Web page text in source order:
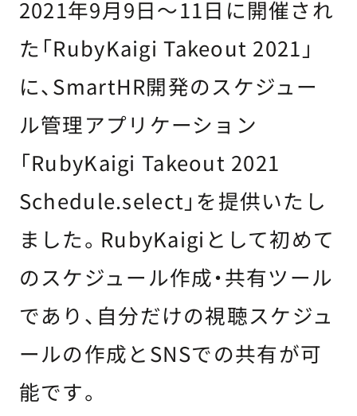
2021年9月9日〜11日に開催され
た「RubyKaigi Takeout 2021」
に、SmartHR開発のスケジュー
ル管理アプリケーション
「RubyKaigi Takeout 2021
Schedule.select」を提供いたし
ました。RubyKaigiとして初めて
のスケジュール作成・共有ツール
であり、自分だけの視聴スケジュ
ールの作成とSNSでの共有が可
能です。